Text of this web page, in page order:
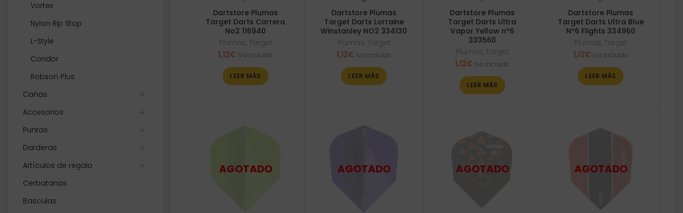
Vortex
Nylon Rip Stop
L-Style
Condor
Robson Plus
Cañas
Accesorios
Puntas
Darderas
Artículos de regalo
Cerbatanas
Basculas
Dartstore Plumas
Target Darts Carrera
No2 116940
Plumas, Target
1,12€ Iva incluido
LEER MÁS
Dartstore Plumas
Target Darts Lorraine
Winstanley NO2 334130
Plumas, Target
1,12€ Iva incluido
LEER MÁS
Dartstore Plumas
Target Darts Ultra
Vapor Yellow nº6
333560
Plumas, Target
1,12€ Iva incluido
LEER MÁS
Dartstore Plumas
Target Darts Ultra Blue
Nº6 Flights 334960
Plumas, Target
1,12€ Iva incluido
LEER MÁS